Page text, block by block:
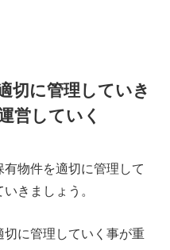
切に管理していき
営していく
物件を適切に管理して
きましょう。
に管理していく事が重